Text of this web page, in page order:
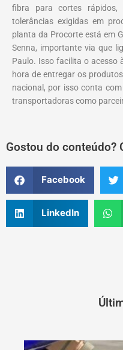
fibra para cortes rápidos,
tolerâncias exigidas em
planta da Procorte está em
Senna, importante via que
Paulo. Isso facilita o acesso
hora de entregar os
nacional, por isso conta
transportadoras como
Gostou do conteúdo?
Facebook
LinkedIn